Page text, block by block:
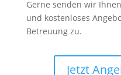
Gerne senden wir
und kostenloses
Betreuung zu.
Jetzt